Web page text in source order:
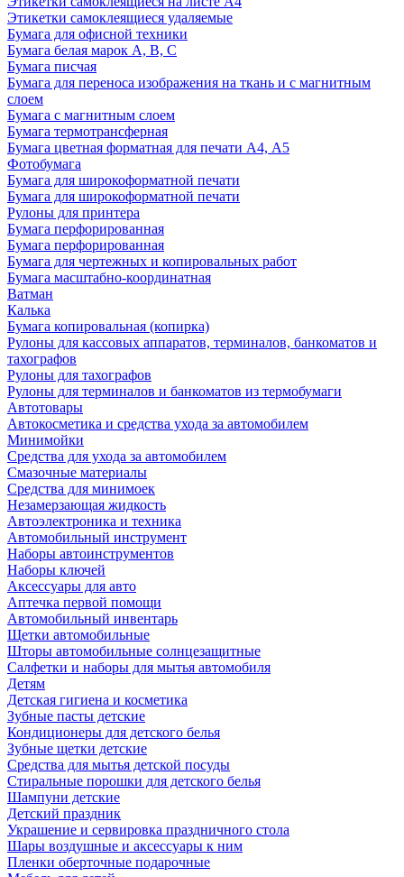
Этикетки самоклеящиеся удаляемые
Бумага для офисной техники
Бумага белая марок А, В, С
Бумага писчая
Бумага для переноса изображения на ткань и с магнитным
слоем
Бумага с магнитным слоем
Бумага термотрансферная
Бумага цветная форматная для печати А4, А5
Фотобумага
Бумага для широкоформатной печати
Бумага для широкоформатной печати
Рулоны для принтера
Бумага перфорированная
Бумага перфорированная
Бумага для чертежных и копировальных работ
Бумага масштабно-координатная
Ватман
Калька
Бумага копировальная (копирка)
Рулоны для кассовых аппаратов, терминалов, банкоматов и
тахографов
Рулоны для тахографов
Рулоны для терминалов и банкоматов из термобумаги
Автотовары
Автокосметика и средства ухода за автомобилем
Минимойки
Средства для ухода за автомобилем
Смазочные материалы
Средства для минимоек
Незамерзающая жидкость
Автоэлектроника и техника
Автомобильный инструмент
Наборы автоинструментов
Наборы ключей
Аксессуары для авто
Аптечка первой помощи
Автомобильный инвентарь
Щетки автомобильные
Шторы автомобильные солнцезащитные
Салфетки и наборы для мытья автомобиля
Детям
Детская гигиена и косметика
Зубные пасты детские
Кондиционеры для детского белья
Зубные щетки детские
Средства для мытья детской посуды
Стиральные порошки для детского белья
Шампуни детские
Детский праздник
Украшение и сервировка праздничного стола
Шары воздушные и аксессуары к ним
Пленки оберточные подарочные